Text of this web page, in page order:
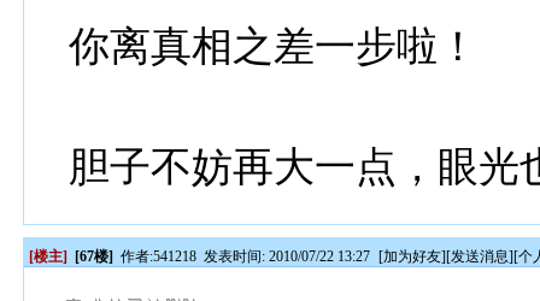
你离真相之差一步啦！
胆子不妨再大一点，眼光
[楼主] [67楼] 作者:541218 发表时间: 2010/07/22 13:27 [加为好友][发送消息][个